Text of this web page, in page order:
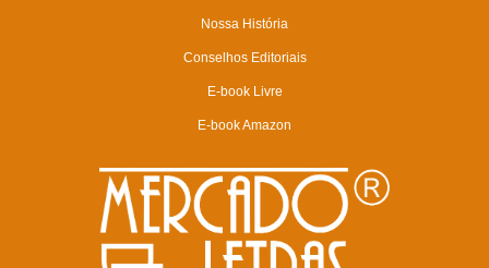
Nossa História
Conselhos Editoriais
E-book Livre
E-book Amazon